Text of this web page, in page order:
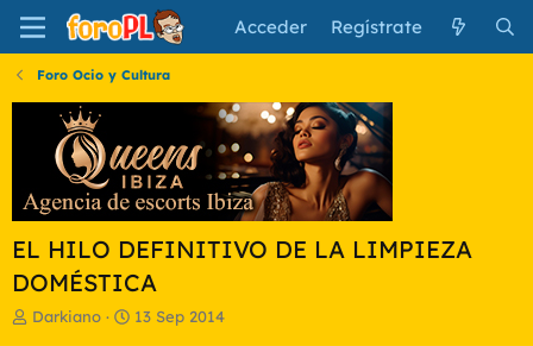
Acceder Regístrate
Foro Ocio y Cultura
EL HILO DEFINITIVO DE LA LIMPIEZA
DOMÉSTICA
IDarkiano
F13 Sep 2014